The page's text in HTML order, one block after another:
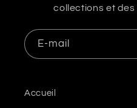
collections et
E-mail
Accueil